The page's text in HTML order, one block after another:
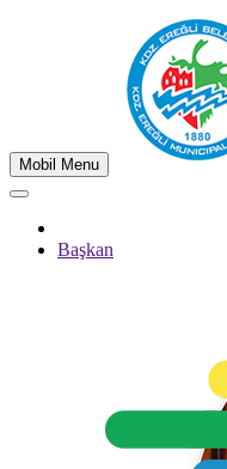
Mobil Menu
Başkan